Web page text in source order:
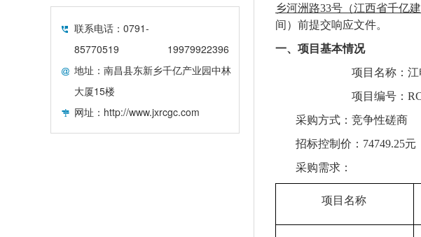
联系电话：0791-
85770519
19979922396
地址：南昌县东新乡千亿产业园中林
大厦15楼
网址：http://www.jxrcgc.com
乡河洲路33号（江西省千亿
间）前提交响应文件。
一、项目基本情况
项目名称： 江
项目编号：
采购方式： 竞争性磋商
招标控制价： 74749.25元
采购需求：
项目名称